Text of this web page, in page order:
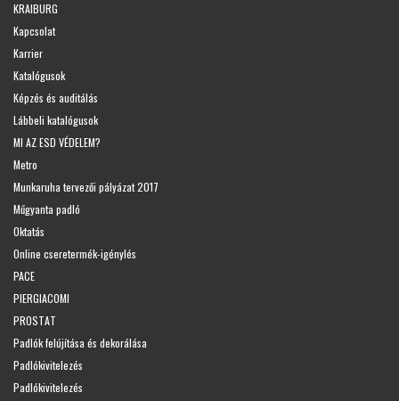
KRAIBURG
Kapcsolat
Karrier
Katalógusok
Képzés és auditálás
Lábbeli katalógusok
MI AZ ESD VÉDELEM?
Metro
Munkaruha tervezői pályázat 2017
Műgyanta padló
Oktatás
Online cseretermék-igénylés
PACE
PIERGIACOMI
PROSTAT
Padlók felújítása és dekorálása
Padlókivitelezés
Padlókivitelezés